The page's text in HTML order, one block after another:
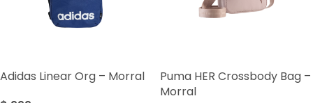
Adidas Linear Org – Morral
Puma HER Crossbody Bag –
Morral